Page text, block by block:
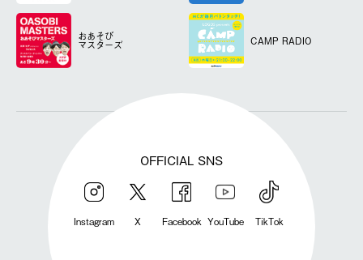
おあそび
マスターズ CAMP RADIO
OFFICIAL SNS
Instagram X Facebook YouTube TikTok